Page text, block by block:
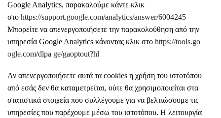
Google Analytics, παρακαλούμε κάντε κλικ
στο https://support.google.com/analytics/answer/6004245
Μπορείτε να απενεργοποιήσετε την παρακολούθηση από την
υπηρεσία Google Analytics κάνοντας κλικ στο https://tools.go
ogle.com/dlpa ge/gaoptout?hl
Αν απενεργοποιήσετε αυτά τα cookies η χρήση του ιστοτόπου
από εσάς δεν θα καταμετρείται, ούτε θα χρησιμοποιείται στα
στατιστικά στοιχεία που συλλέγουμε για να βελτιώσουμε τις
υπηρεσίες που παρέχουμε μέσω του ιστοτόπου. Η λειτουργία